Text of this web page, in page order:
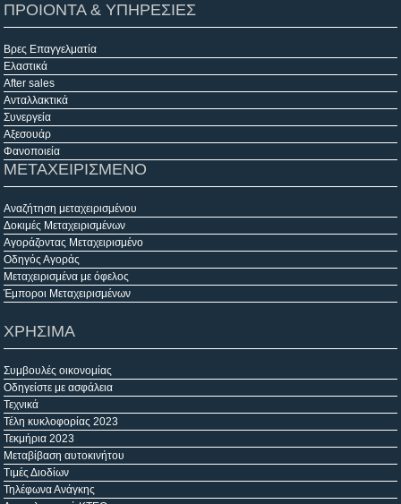
ΠΡΟΙΟΝΤΑ & ΥΠΗΡΕΣΙΕΣ
Βρες Επαγγελματία
Ελαστικά
After sales
Ανταλλακτικά
Συνεργεία
Αξεσουάρ
Φανοποιεία
ΜΕΤΑΧΕΙΡΙΣΜΕΝΟ
Αναζήτηση μεταχειρισμένου
Δοκιμές Μεταχειρισμένων
Αγοράζοντας Μεταχειρισμένο
Οδηγός Αγοράς
Μεταχειρισμένα με όφελος
Έμποροι Μεταχειρισμένων
ΧΡΗΣΙΜΑ
Συμβουλές οικονομίας
Οδηγείστε με ασφάλεια
Τεχνικά
Τέλη κυκλοφορίας 2023
Τεκμήρια 2023
Μεταβίβαση αυτοκινήτου
Τιμές Διοδίων
Τηλέφωνα Ανάγκης